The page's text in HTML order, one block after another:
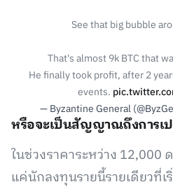
See that big bubble
That's almost 9k BTC that
He finally took profit, after 2
events.
— Byzantine General
หรือจะเป็นสัญญาณถึงการเ
ในช่วงราคาระหว่าง 12,000
แค่นักลงทุนรายนี้รายเดียวที่